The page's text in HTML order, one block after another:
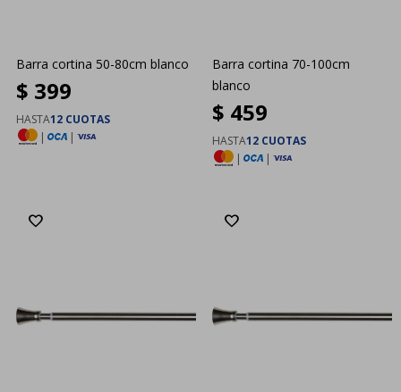
Barra cortina 50-80cm blanco
$ 399
HASTA12 CUOTAS
|
|
Barra cortina 70-100cm
blanco
$ 459
HASTA12 CUOTAS
|
|